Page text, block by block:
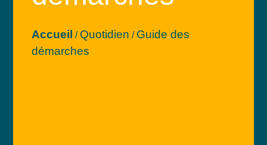
Accueil / Quotidien / Guide des
démarches